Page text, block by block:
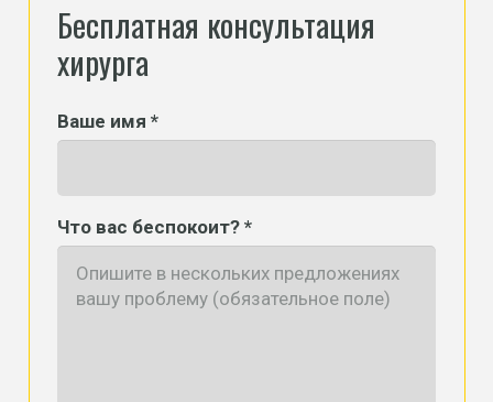
Бесплатная консультация
хирурга
Ваше имя *
Что вас беспокоит? *